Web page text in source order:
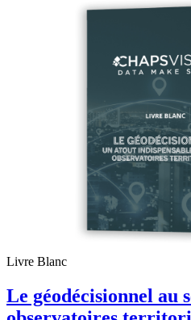
Livre Blanc
Le géodécisionnel au